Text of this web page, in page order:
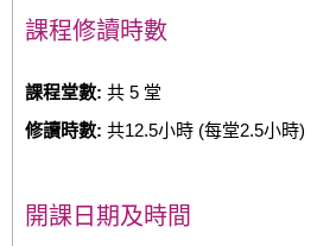
課程修讀時數
課程堂數: 共 5 堂
修讀時數: 共12.5小時 (每堂2.5小時)
開課日期及時間